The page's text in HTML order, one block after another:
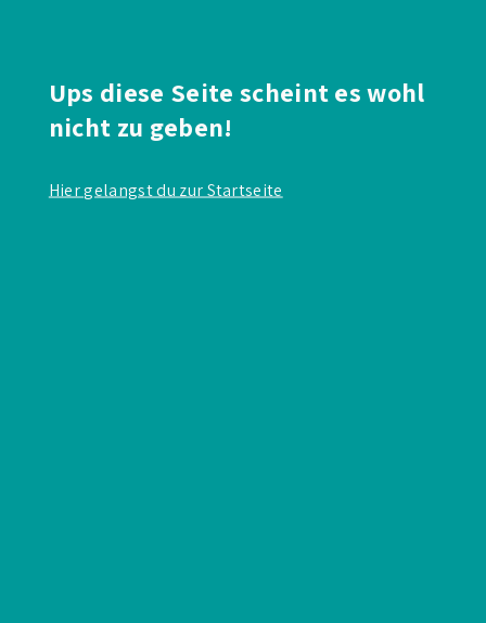
Ups diese Seite scheint es wohl
nicht zu geben!
Hier gelangst du zur Startseite